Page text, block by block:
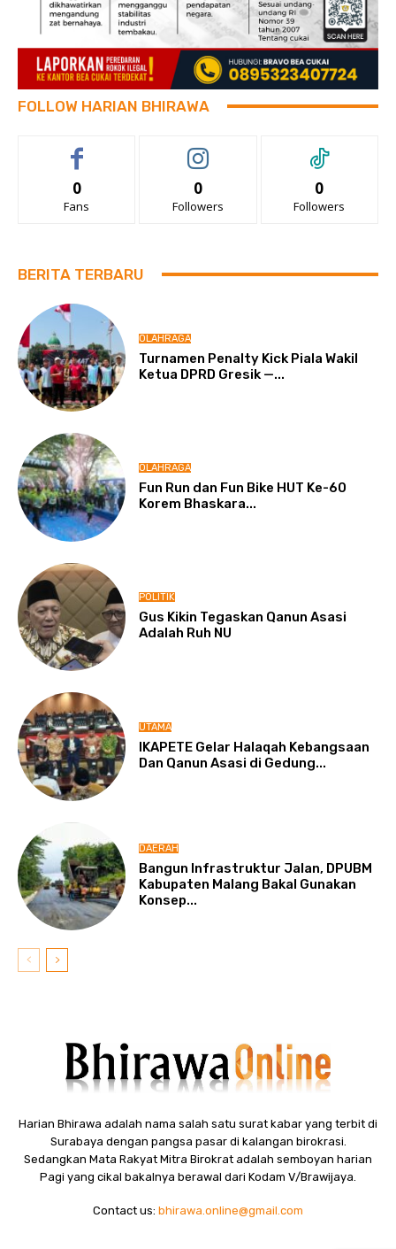
FOLLOW HARIAN BHIRAWA
0
Fans
0
Followers
0
Followers
BERITA TERBARU
OLAHRAGA
Turnamen Penalty Kick Piala Wakil
Ketua DPRD Gresik —...
OLAHRAGA
Fun Run dan Fun Bike HUT Ke-60
Korem Bhaskara...
POLITIK
Gus Kikin Tegaskan Qanun Asasi
Adalah Ruh NU
UTAMA
IKAPETE Gelar Halaqah Kebangsaan
Dan Qanun Asasi di Gedung...
DAERAH
Bangun Infrastruktur Jalan, DPUBM
Kabupaten Malang Bakal Gunakan
Konsep...
Harian Bhirawa adalah nama salah satu surat kabar yang terbit di
Surabaya dengan pangsa pasar di kalangan birokrasi.
Sedangkan Mata Rakyat Mitra Birokrat adalah semboyan harian
Pagi yang cikal bakalnya berawal dari Kodam V/Brawijaya.
Contact us: bhirawa.online@gmail.com